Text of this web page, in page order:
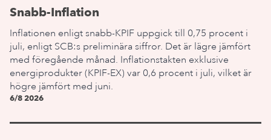
Snabb-Inflation
Inflationen enligt snabb-KPIF uppgick till 0,75 procent i
juli, enligt SCB:s preliminära siffror. Det är lägre jämfört
med föregående månad. Inflationstakten exklusive
energiprodukter (KPIF-EX) var 0,6 procent i juli, vilket är
högre jämfört med juni.
6/8 2026